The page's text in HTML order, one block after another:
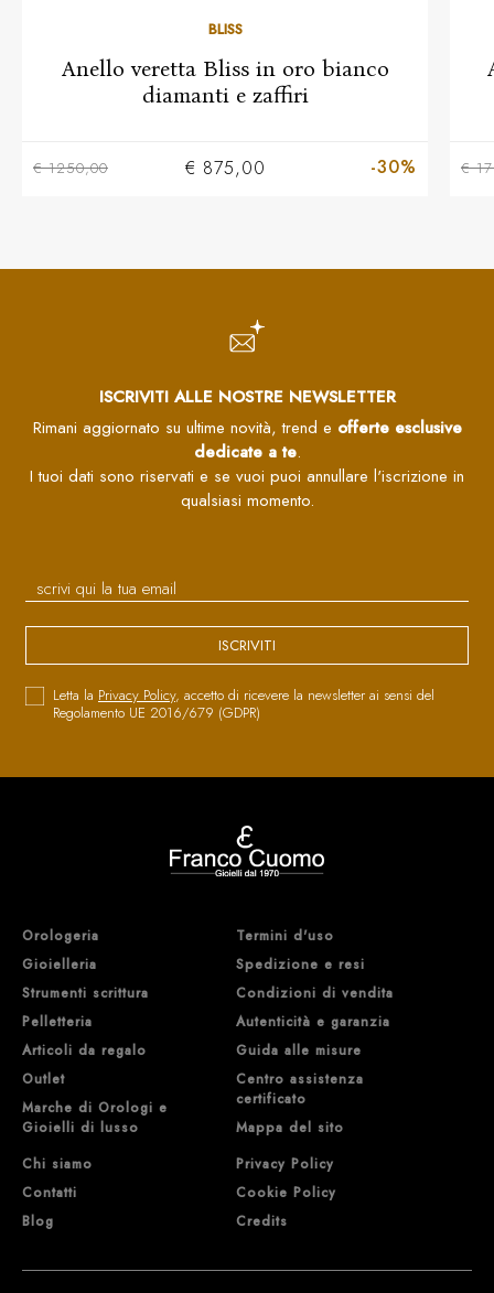
BLISS
Anello veretta Bliss in oro bianco
diamanti e zaffiri
€ 1250,00 € 875,00 -30% €
ISCRIVITI ALLE NOSTRE NEWSLETTER
Rimani aggiornato su ultime novità, trend e offerte esclusive
dedicate a te.
I tuoi dati sono riservati e se vuoi puoi annullare l'iscrizione in
qualsiasi momento.
ISCRIVITI
Letta la Privacy Policy, accetto di ricevere la newsletter ai sensi del
Regolamento UE 2016/679 (GDPR)
Orologeria
Gioielleria
Strumenti scrittura
Pelletteria
Articoli da regalo
Outlet
Marche di Orologi e
Gioielli di lusso
Chi siamo
Contatti
Blog
Termini d'uso
Spedizione e resi
Condizioni di vendita
Autenticità e garanzia
Guida alle misure
Centro assistenza
certificato
Mappa del sito
Privacy Policy
Cookie Policy
Credits